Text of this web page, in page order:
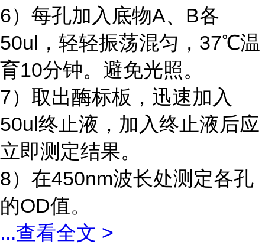
6）每孔加入底物A、B各
50ul，轻轻振荡混匀，37℃温
育10分钟。避免光照。
7）取出酶标板，迅速加入
50ul终止液，加入终止液后应
立即测定结果。
8）在450nm波长处测定各孔
的OD值。
...查看全文 >